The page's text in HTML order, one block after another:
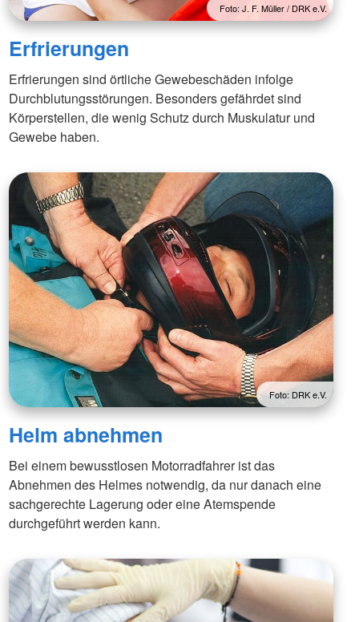
Foto: J. F. Müller / DRK e.V.
Erfrierungen
Erfrierungen sind örtliche Gewebeschäden infolge
Durchblutungsstörungen. Besonders gefährdet sind
Körperstellen, die wenig Schutz durch Muskulatur und
Gewebe haben.
Foto: DRK e.V.
Helm abnehmen
Bei einem bewusstlosen Motorradfahrer ist das
Abnehmen des Helmes notwendig, da nur danach eine
sachgerechte Lagerung oder eine Atemspende
durchgeführt werden kann.